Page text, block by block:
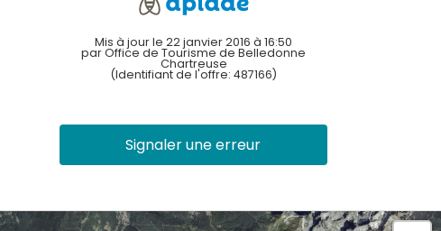
Mis à jour le 22 janvier 2016 à 16:50
par Office de Tourisme de Belledonne
Chartreuse
(Identifiant de l'offre: 487166)
Signaler une erreur